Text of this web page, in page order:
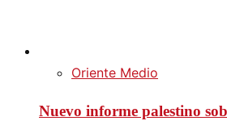
Oriente Medio
Nuevo informe palestino